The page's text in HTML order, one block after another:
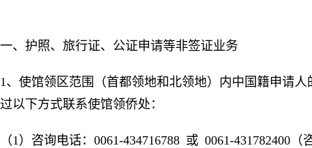
一、护照、旅行证、公证申请等非签证业务
1、使馆领区范围（首都领地和北领地）内中国籍申请
过以下方式联系使馆领侨处：
（1）咨询电话：0061-434716788 或 0061-431782400